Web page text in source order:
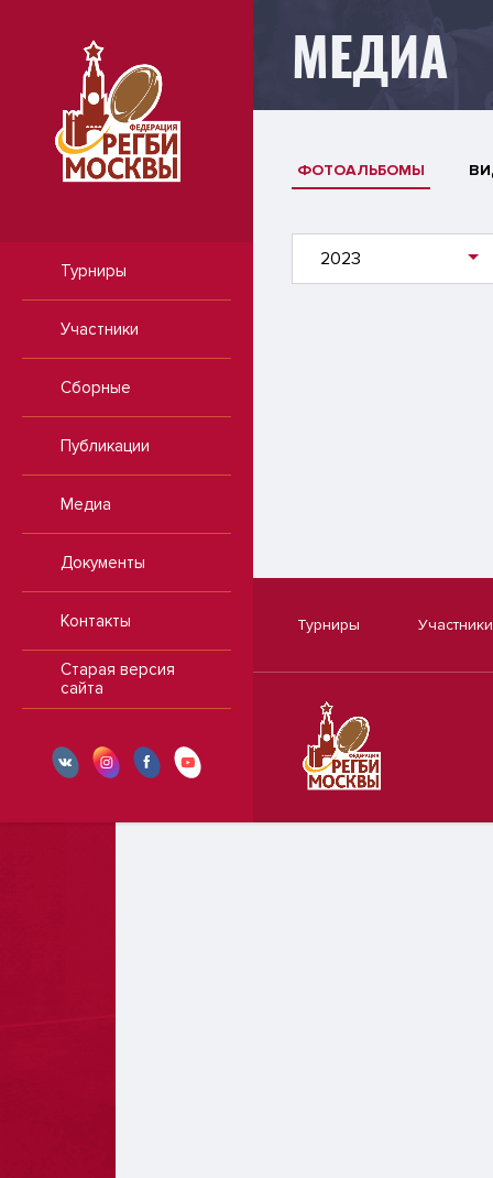
Турниры
Участники
Сборные
Публикации
Медиа
Документы
Контакты
Старая версия
сайта
МЕДИА
ФОТОАЛЬБОМЫ
2023
Турниры Участники